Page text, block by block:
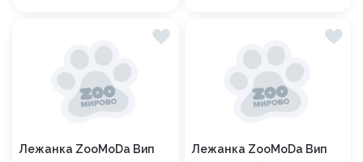
Лежанка ZooMoDa Вип
Лежанка ZooMoDa Вип